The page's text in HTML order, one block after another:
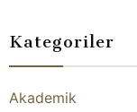
Kategoriler
Akademik